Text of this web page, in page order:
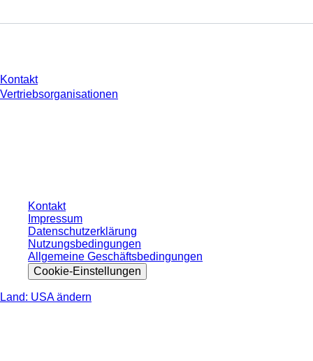
Kontakt
Vertriebsorganisationen
Kontakt
Impressum
Datenschutzerklärung
Nutzungsbedingungen
Allgemeine Geschäftsbedingungen
Cookie-Einstellungen
Land: USA ändern